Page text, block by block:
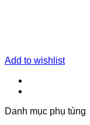
Add to wishlist
Danh mục phụ tùng